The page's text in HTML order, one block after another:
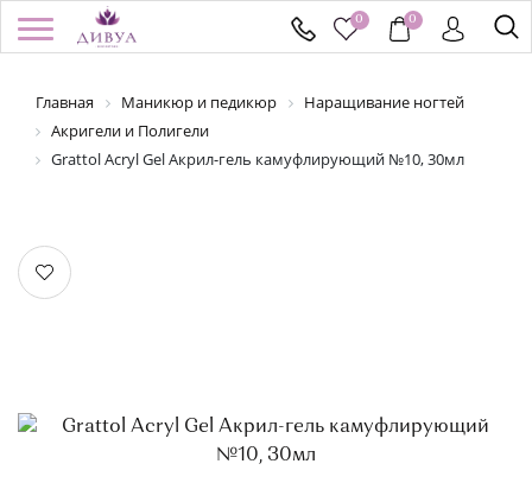
0 0
Войти / Регистрация
БРЕНДЫ
НОВИНКИ
ПОДАРОЧНЫЕ СЕРТИФИКАТЫ
Здравствуйте! Что вы ищете?
Главная Маникюр и педикюр
Наращивание ногтей
Акригели и Полигели
Grattol Acryl Gel Акрил-гель камуфлирующий №10, 30мл